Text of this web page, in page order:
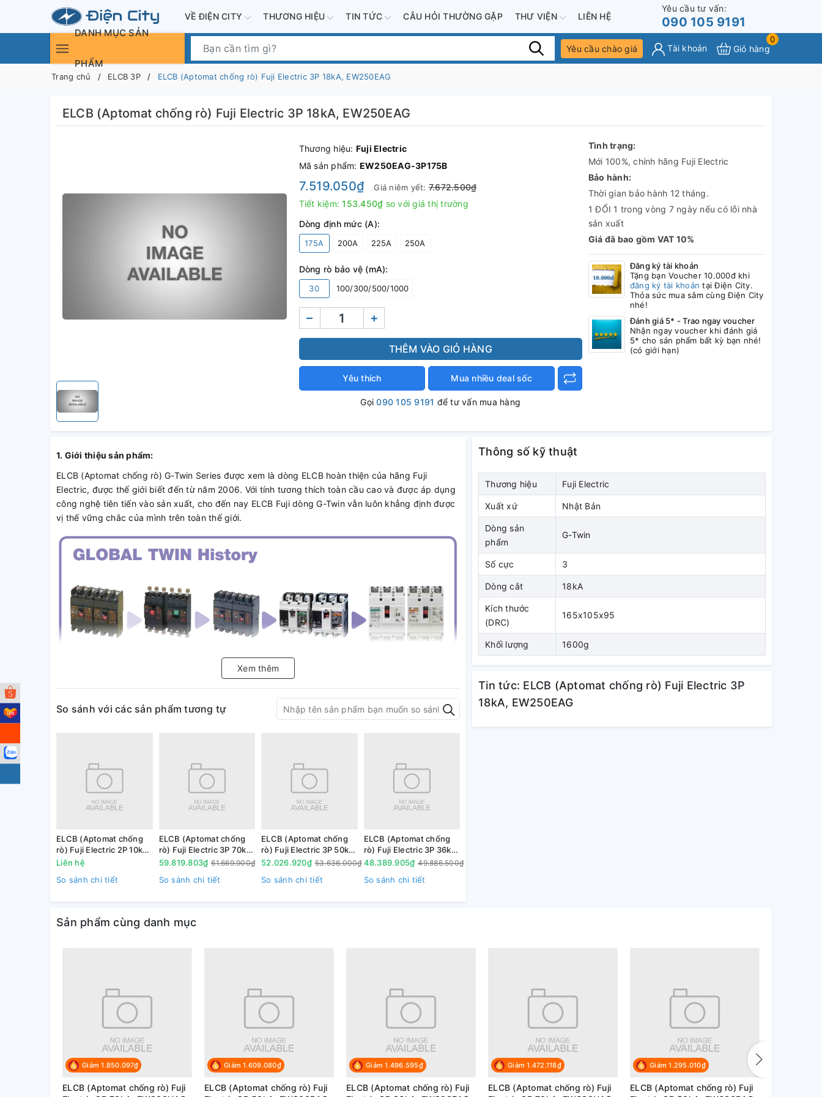
VỀ ĐIỆN CITY THƯƠNG HIỆU TIN TỨC CÂU HỎI THƯỜNG GẶP THƯ VIỆN LIÊN HỆ
Yêu cầu tư vấn:
090 105 9191
DANH MỤC SẢN
PHẨM
Yêu cầu chào giá Tài khoản
0
Giỏ hàng
Trang chủ ELCB 3P ELCB (Aptomat chống rò) Fuji Electric 3P 18kA, EW250EAG
ELCB (Aptomat chống rò) Fuji Electric 3P 18kA, EW250EAG
Thương hiệu: Fuji Electric
Mã sản phẩm: EW250EAG-3P175B
7.519.050₫ Giá niêm yết: 7.672.500₫
Tiết kiệm:153.450₫ so với giá thị trường
Dòng định mức (A):
175A 200A 225A 250A
Dòng rò bảo vệ (mA):
30 100/300/500/1000
– +
THÊM VÀO GIỎ HÀNG
Yêu thích Mua nhiều deal sốc
Gọi090 105 9191 để tư vấn mua hàng
Tình trạng:
Mới 100%, chính hãng Fuji Electric
Bảo hành:
Thời gian bảo hành 12 tháng.
1 ĐỔI 1 trong vòng 7 ngày nếu có lỗi nhà
sản xuất
Giá đã bao gồm VAT 10%
Đăng ký tài khoản
Tặng bạn Voucher 10.000đ khi
đăng ký tài khoản tại Điện City.
Thỏa sức mua sắm cùng Điện City
nhé!
Đánh giá 5* - Trao ngay voucher
Nhận ngay voucher khi đánh giá
5* cho sản phẩm bất kỳ bạn nhé!
(có giới hạn)
1. Giới thiệu sản phẩm:
ELCB (Aptomat chống rò) G-Twin Series được xem là dòng ELCB hoàn thiện của hãng Fuji
Electric, được thế giới biết đến từ năm 2006. Với tính tương thích toàn cầu cao và được áp dụng
công nghệ tiên tiến vào sản xuất, cho đến nay ELCB Fuji dòng G-Twin vẫn luôn khẳng định được
vị thế vững chắc của mình trên toàn thế giới.
- Chất lượng vượt trội, đáp ứng hầu hết các tiêu chuẩn trên toàn thế giới
- Nhỏ gọn và hiệu suất cao
Xem thêm
So sánh với các sản phẩm tương tự
ELCB (Aptomat chống
rò) Fuji Electric 2P 10kA,
EW100EAG
Liên hệ
So sánh chi tiết
ELCB (Aptomat chống
rò) Fuji Electric 3P 70kA,
EW800HAG
59.819.803₫ 61.669.900₫
So sánh chi tiết
ELCB (Aptomat chống
rò) Fuji Electric 3P 50kA,
EW800RAG
52.026.920₫ 53.636.000₫
So sánh chi tiết
ELCB (Aptomat chống
rò) Fuji Electric 3P 36kA,
EW800EAG
48.389.905₫ 49.886.500₫
So sánh chi tiết
Thông số kỹ thuật
Thương hiệu Fuji Electric
Xuất xứ Nhật Bản
Dòng sản
phẩm
G-Twin
Số cực 3
Dòng cắt 18kA
Kích thước
(DRC)
165x105x95
Khối lượng 1600g
Tin tức: ELCB (Aptomat chống rò) Fuji Electric 3P
18kA, EW250EAG
Sản phẩm cùng danh mục
Giảm 1.850.097₫
ELCB (Aptomat chống rò) Fuji
Giảm 1.609.080₫
ELCB (Aptomat chống rò) Fuji
Giảm 1.496.595₫
ELCB (Aptomat chống rò) Fuji
Giảm 1.472.118₫
ELCB (Aptomat chống rò) Fuji
Giảm 1.295.010₫
ELCB (Aptomat chống rò) Fuji